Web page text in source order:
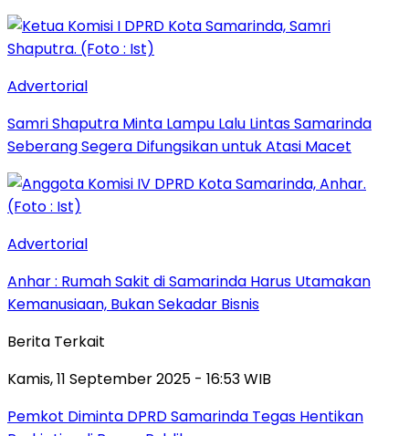
Advertorial
Samri Shaputra Minta Lampu Lalu Lintas Samarinda
Seberang Segera Difungsikan untuk Atasi Macet
Advertorial
Anhar : Rumah Sakit di Samarinda Harus Utamakan
Kemanusiaan, Bukan Sekadar Bisnis
Berita Terkait
Kamis, 11 September 2025 - 16:53 WIB
Pemkot Diminta DPRD Samarinda Tegas Hentikan